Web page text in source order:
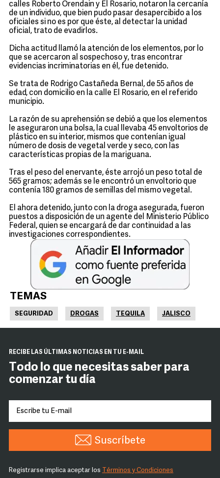
calles Roberto Orendain y El Rosario, notaron la cercanía
de un individuo, que bien pudo pasar desapercibido a los
oficiales si no es por que éste, al detectar la unidad
oficial, trato de evadirlos.
Dicha actitud llamó la atención de los elementos, por lo
que se acercaron al sospechoso y, tras encontrar
evidencias incriminatorias en él, fue detenido.
Se trata de Rodrigo Castañeda Bernal, de 55 años de
edad, con domicilio en la calle El Rosario, en el referido
municipio.
La razón de su aprehensión se debió a que los elementos
le aseguraron una bolsa, la cual llevaba 45 envoltorios de
plástico en su interior, mismos que contenían igual
número de dosis de vegetal verde y seco, con las
características propias de la mariguana.
Tras el peso del enervante, éste arrojó un peso total de
565 gramos; además se le encontró un envoltorio que
contenía 180 gramos de semillas del mismo vegetal.
El ahora detenido, junto con la droga asegurada, fueron
puestos a disposición de un agente del Ministerio Público
Federal, quien se encargará de dar continuidad a las
investigaciones correspondientes.
TEMAS
SEGURIDAD DROGAS TEQUILA JALISCO
RECIBE LAS ÚLTIMAS NOTICIAS EN TU E-MAIL
Todo lo que necesitas saber para
comenzar tu día
Suscríbete
Registrarse implica aceptar los Términos y Condiciones